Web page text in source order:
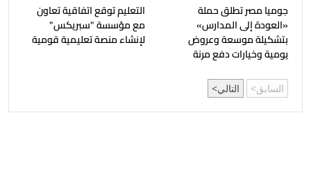
جوميا مصر تطلق حملة
«العودة إلى المدارس»
بتشكيلة موسعة وعروض
يومية وخيارات دفع مرنة
التعليم توقع اتفاقية تعاون
مع مؤسسة "سبريكس"
لإنشاء منصة تعليمية قومية
السابق التالي